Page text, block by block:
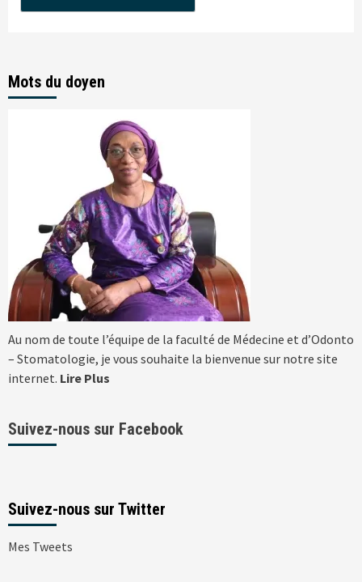
Mots du doyen
Au nom de toute l’équipe de la faculté de Médecine et d’Odonto
– Stomatologie, je vous souhaite la bienvenue sur notre site
internet. Lire Plus
Suivez-nous sur Facebook
Suivez-nous sur Twitter
Mes Tweets